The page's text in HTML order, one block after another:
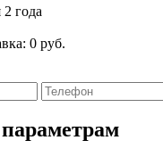
2 года
0 руб.